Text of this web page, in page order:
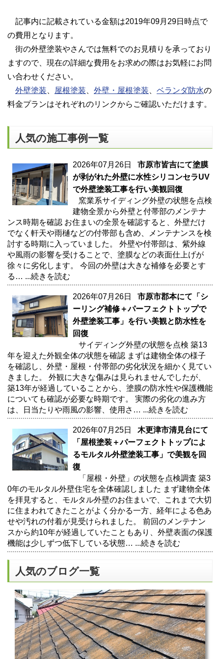
記事内に記載されている金額は2019年09月29日時点で
の費用となります。
街の外壁塗装やさんでは無料でのお見積りを承っており
ますので、現在の詳細な費用をお求めの際はお気軽にお問
い合わせください。
外壁塗装
屋根塗装 外壁・屋根塗装 ベランダ防水の
料金プランはそれぞれのリンクからご確認いただけます。
人気の施工事例一覧
2026年07月26日 市原市皆吉にて塗膜
が剥がれた外壁に水性シリコンセラUV
で外壁塗装工事を行い美観回復
窯業系サイディング外壁の状態を点検
建物全景から外壁と付帯部のメンテナ
ンス時期を確認 お住まいの全景を確認すると、外壁だけ
でなく軒天や雨樋などの付帯部も含め、メンテナンスを検
討する時期に入っていました。 外壁や付帯部は、紫外線
や風雨の影響を受けることで、塗膜などの表面仕上げが
徐々に劣化します。 今回の外壁は大きな補修を必要とす
る… ...続きを読む
2026年07月26日 市原市郡本にて「シ
ーリング補修＋パーフェクトトップで
外壁塗装工事」を行い美観と防水性を
回復
サイディング外壁の状態を点検 築13
年を迎えた外観全体の状態を確認 まずは建物全体の様子
を確認し、外壁・屋根・付帯部の劣化状況を細かく見てい
きました。 外観に大きな傷みは見られませんでしたが、
築13年が経過していることから、塗膜の防水性や保護機能
についても確認が必要な時期です。 実際の劣化の進み方
は、日当たりや雨風の影響、使用さ… ...続きを読む
2026年07月25日 木更津市清見台にて
「屋根塗装＋パーフェクトトップによ
るモルタル外壁塗装工事」で美観を回
復
「屋根・外壁」の状態を点検調査 築3
0年のモルタル外壁住宅を全体確認しました まず建物全体
を拝見すると、モルタル外壁のお住まいで、これまで大切
に住まわれてきたことがよく分かる一方、経年による色あ
せや汚れの付着が見受けられました。 前回のメンテナン
スから約10年が経過していたこともあり、外壁表面の保護
機能は少しずつ低下している状態… ...続きを読む
人気のブログ一覧